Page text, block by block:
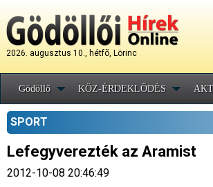
2026. augusztus 10., hétfõ, Lörinc
Gödöllő KÖZ-ÉRDEKLŐDÉS
SPORT
Lefegyverezték az Aramist
2012-10-08 20:46:49